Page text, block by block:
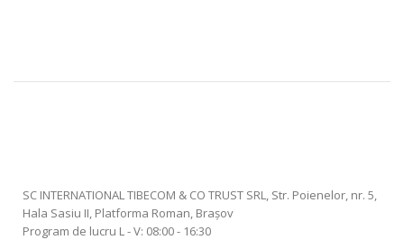
SC INTERNATIONAL TIBECOM & CO TRUST SRL, Str. Poienelor, nr. 5,
Hala Sasiu II, Platforma Roman, Braşov
Program de lucru L - V: 08:00 - 16:30